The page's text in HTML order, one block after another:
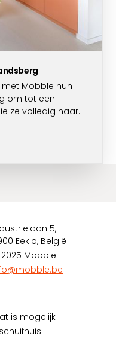
met Mobble hun
om tot een
ze volledig naar
5,
Eeklo, België
Mobble
is mogelijk